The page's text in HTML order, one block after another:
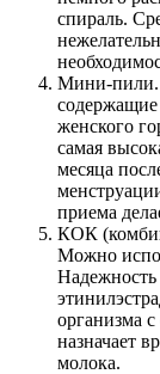
спираль.
Мини-пили.
содержащие
женского
самая
месяца
приема
КОК
Можно
Надежность
организма
назначает
молока.